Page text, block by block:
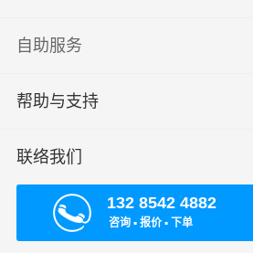
自助服务
帮助与支持
联络我们
132 8542 4882
咨询 ▪ 报价 ▪ 下单